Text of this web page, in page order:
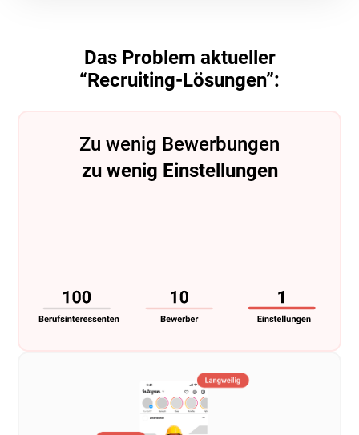
Das Problem aktueller
“Recruiting-Lösungen”:
Zu wenig Bewerbungen
zu wenig Einstellungen